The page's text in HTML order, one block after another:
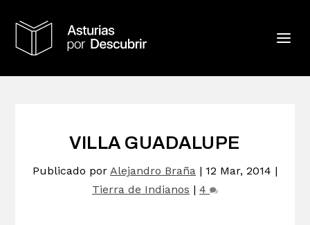
VILLA GUADALUPE
Publicado por Alejandro Braña | 12 Mar, 2014 |
Tierra de Indianos | 4